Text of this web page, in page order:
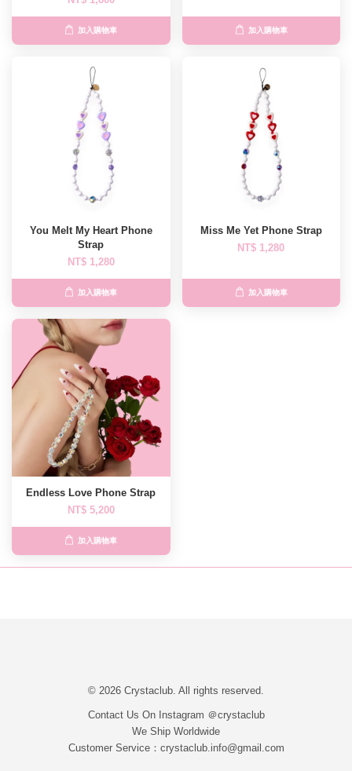
加入購物車 加入購物車
You Melt My Heart Phone
Strap
NT$ 1,280
加入購物車
Miss Me Yet Phone Strap
NT$ 1,280
加入購物車
Endless Love Phone Strap
NT$ 5,200
加入購物車
© 2026 Crystaclub. All rights reserved.
Contact Us On Instagram ＠crystaclub
We Ship Worldwide
Customer Service：crystaclub.info@gmail.com